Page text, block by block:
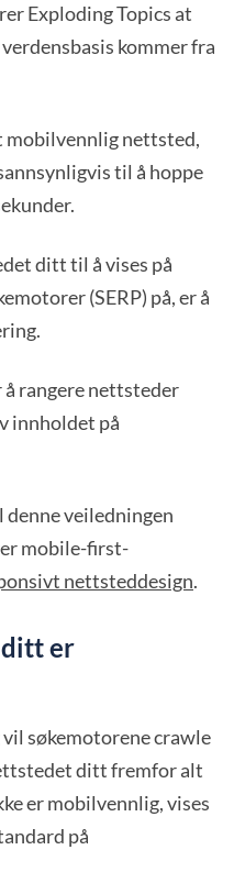
Exploding Topics at
kommer fra
mobilvennlig nettsted,
til å hoppe
ditt til å vises på
(SERP) på, er å
rangere nettsteder
innholdet på
denne veiledningen
mobile-first-
nettsteddesign.
er
søkemotorene crawle
ditt fremfor alt
er mobilvennlig, vises
på